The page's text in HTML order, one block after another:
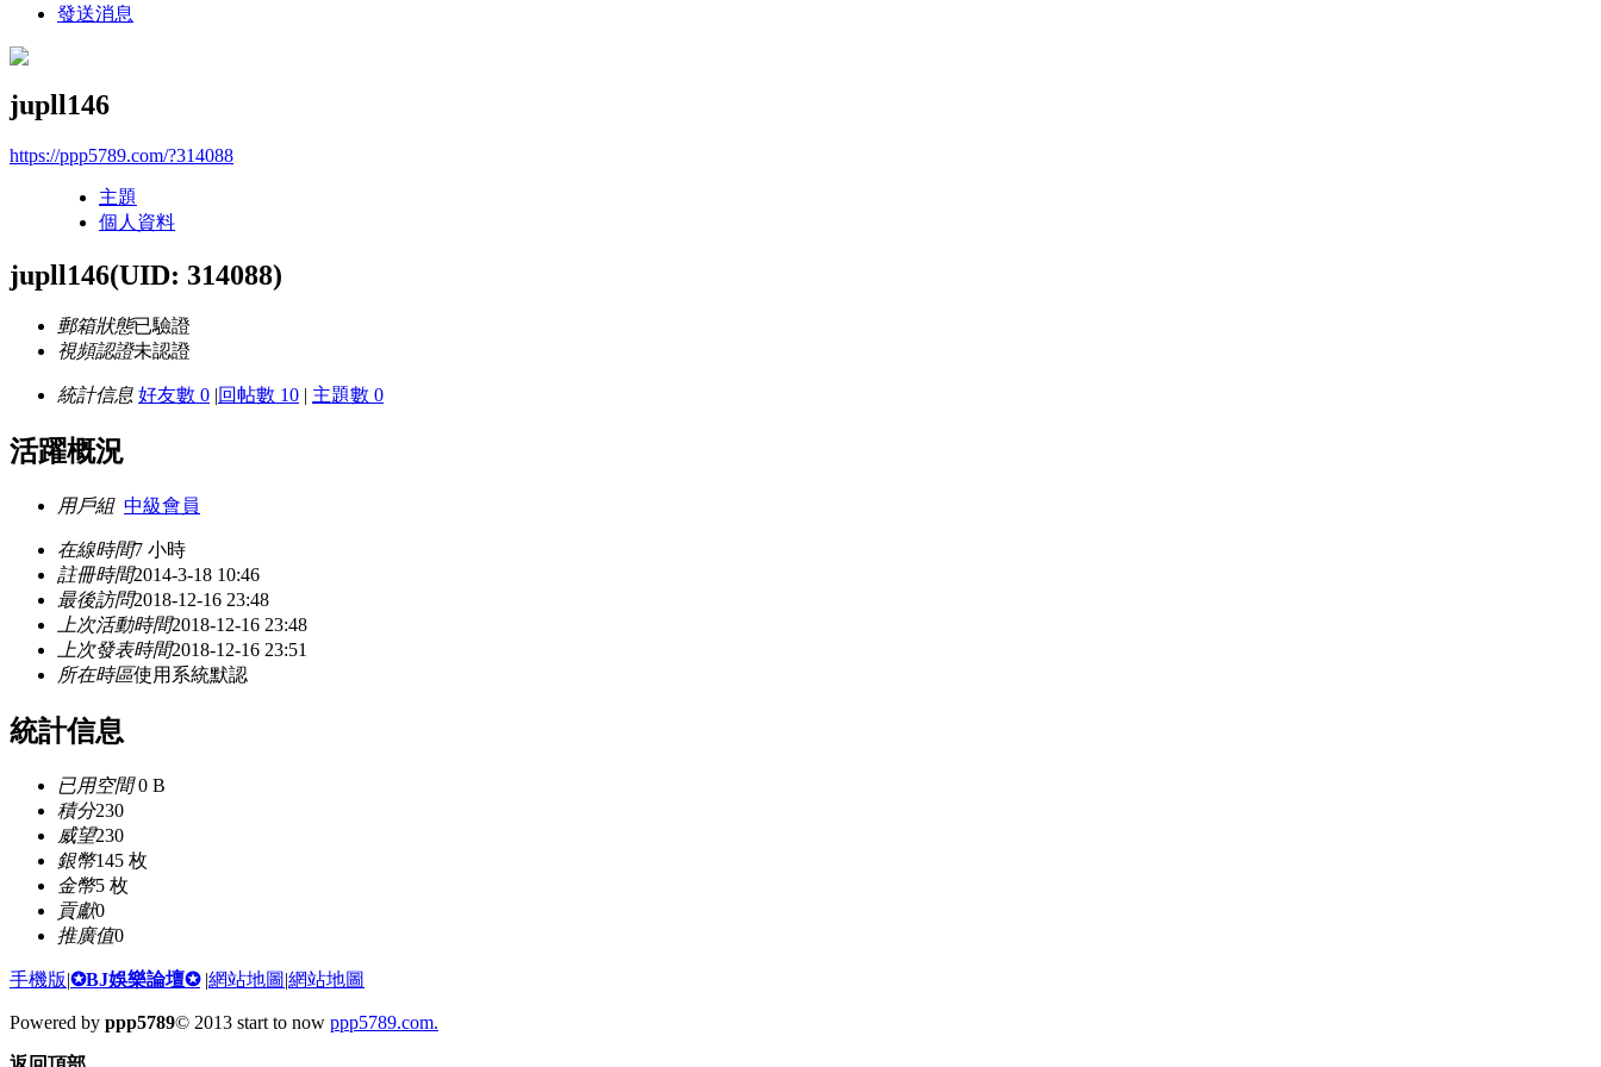
發送消息
jupll146
https://ppp5789.com/?314088
主題
個人資料
jupll146(UID: 314088)
郵箱狀態已驗證
視頻認證未認證
統計信息 好友數 0 |回帖數 10 | 主題數 0
活躍概況
用戶組 中級會員
在線時間7 小時
註冊時間2014-3-18 10:46
最後訪問2018-12-16 23:48
上次活動時間2018-12-16 23:48
上次發表時間2018-12-16 23:51
所在時區使用系統默認
統計信息
已用空間0 B
積分230
威望230
銀幣145 枚
金幣5 枚
貢獻0
推廣值0
手機版|✪BJ娛樂論壇✪ |網站地圖 |網站地圖
Powered by ppp5789© 2013 start to now ppp5789.com.